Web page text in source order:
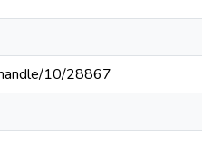
10/28867